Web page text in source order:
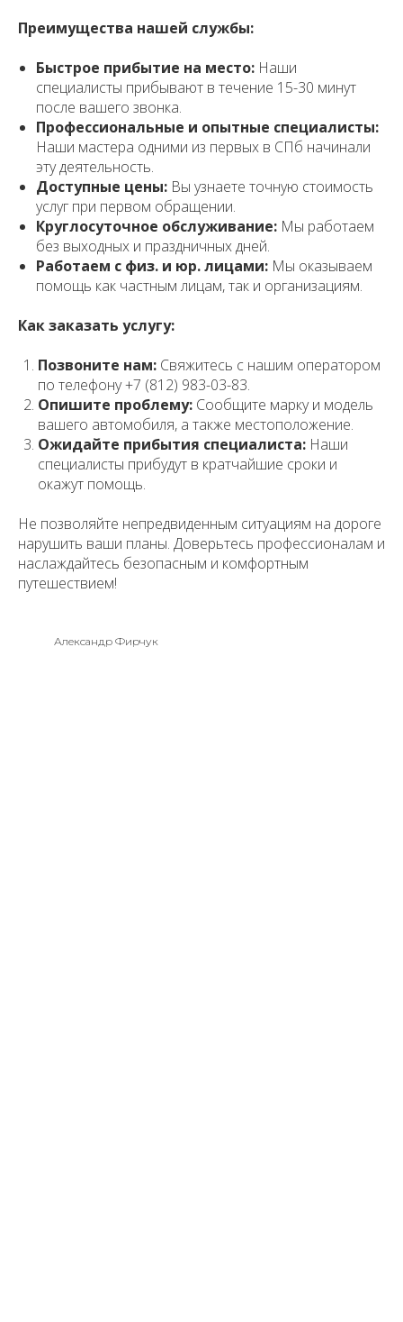
Преимущества нашей службы:
Быстрое прибытие на место: Наши
специалисты прибывают в течение 15-30 минут
после вашего звонка.
Профессиональные и опытные специалисты:
Наши мастера одними из первых в СПб начинали
эту деятельность.
Доступные цены: Вы узнаете точную стоимость
услуг при первом обращении.
Круглосуточное обслуживание: Мы работаем
без выходных и праздничных дней.
Работаем с физ. и юр. лицами: Мы оказываем
помощь как частным лицам, так и организациям.
Как заказать услугу:
Позвоните нам: Свяжитесь с нашим оператором
по телефону +7 (812) 983-03-83.
Опишите проблему: Сообщите марку и модель
вашего автомобиля, а также местоположение.
Ожидайте прибытия специалиста: Наши
специалисты прибудут в кратчайшие сроки и
окажут помощь.
Не позволяйте непредвиденным ситуациям на дороге
нарушить ваши планы. Доверьтесь профессионалам и
наслаждайтесь безопасным и комфортным
путешествием!
Александр Фирчук